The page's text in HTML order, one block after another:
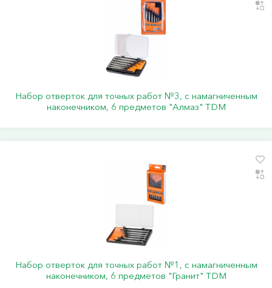
Набор отверток для точных работ №3, с намагниченным
наконечником, 6 предметов "Алмаз" TDM
Набор отверток для точных работ №1, с намагниченным
наконечником, 6 предметов "Гранит" TDM